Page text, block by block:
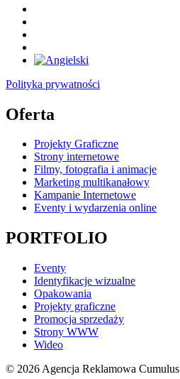
Polityka prywatności
Oferta
Projekty Graficzne
Strony internetowe
Filmy, fotografia i animacje
Marketing multikanałowy
Kampanie Internetowe
Eventy i wydarzenia online
PORTFOLIO
Eventy
Identyfikacje wizualne
Opakowania
Projekty graficzne
Promocja sprzedaży
Strony WWW
Wideo
© 2026 Agencja Reklamowa Cumulus